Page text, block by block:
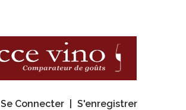
Se Connecter S'enregistrer